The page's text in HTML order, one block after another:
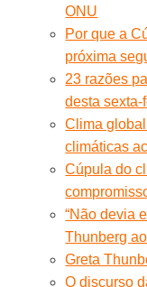
ONU
Por que a
próxima
23 razões
desta sexta-
Clima
climáticas
Cúpula do
“Não devia
Thunberg
Greta
O discurso